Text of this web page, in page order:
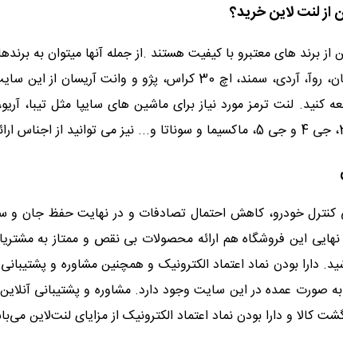
از لنت لاین خرید؟
کنترل خودرو، کاهش احتمال تصادفات و در نهایت حفظ جان و
نهایی این فروشگاه هم ارائه محصولات بی نقص و ممتاز به
دارا بودن نماد اعتماد الکترونیک و همچنین مشاوره و
عمده در این سایت وجود دارد. مشاوره و پشتیبانی آنلاین،